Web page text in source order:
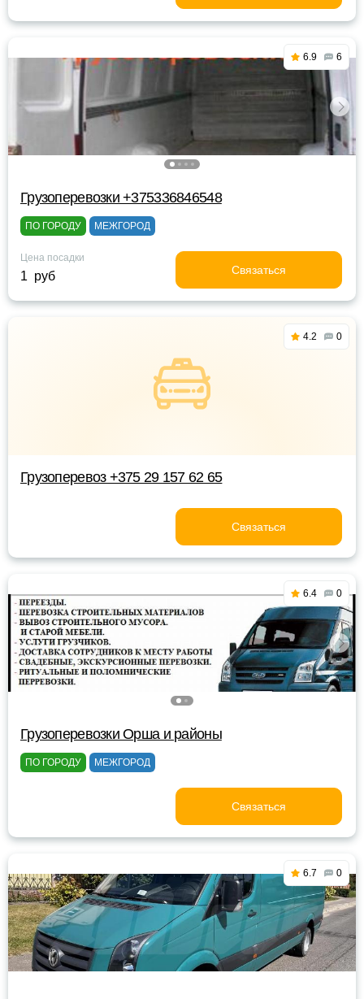
6.9 6
Грузоперевозки +375336846548
ПО ГОРОДУ МЕЖГОРОД
Цена посадки
1 руб Связаться
4.2 0
Грузоперевоз +375 29 157 62 65
Связаться
6.4 0
Грузоперевозки Орша и районы
ПО ГОРОДУ МЕЖГОРОД
Связаться
6.7 0